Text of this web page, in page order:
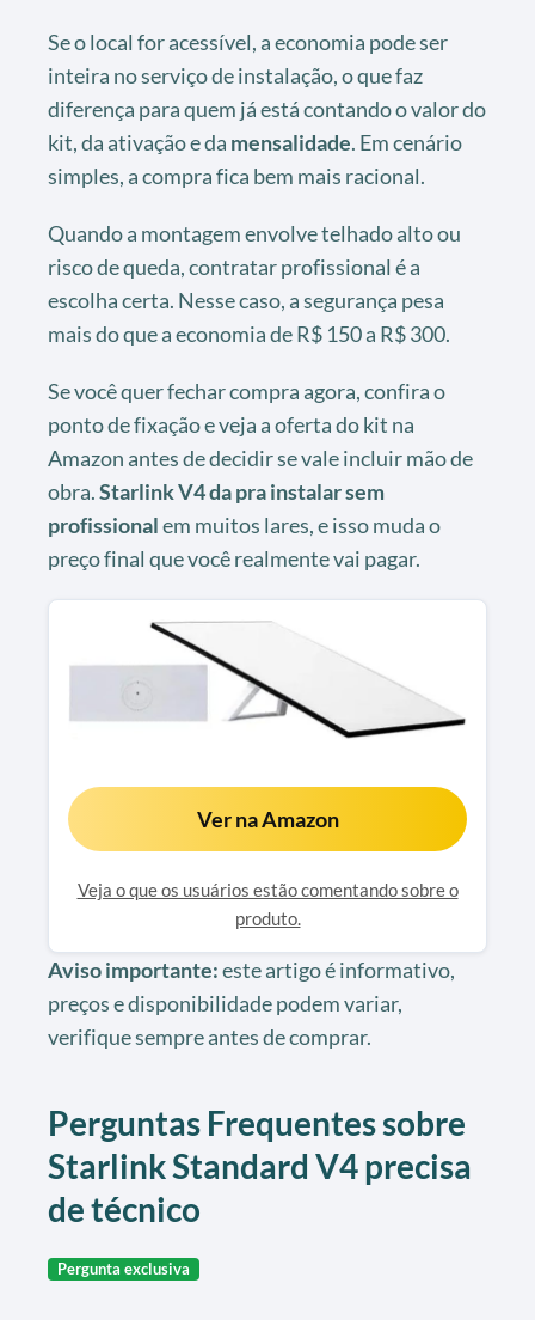
Se o local for acessível, a economia pode ser
inteira no serviço de instalação, o que faz
diferença para quem já está contando o valor do
kit, da ativação e da mensalidade. Em cenário
simples, a compra fica bem mais racional.
Quando a montagem envolve telhado alto ou
risco de queda, contratar profissional é a
escolha certa. Nesse caso, a segurança pesa
mais do que a economia de R$ 150 a R$ 300.
Se você quer fechar compra agora, confira o
ponto de fixação e veja a oferta do kit na
Amazon antes de decidir se vale incluir mão de
obra.Starlink V4 da pra instalar sem
profissionalem muitos lares, e isso muda o
preço final que você realmente vai pagar.
Ver na Amazon
Veja o que os usuários estão comentando sobre o
produto.
Aviso importante:este artigo é informativo,
preços e disponibilidade podem variar,
verifique sempre antes de comprar.
Perguntas Frequentes sobre
Starlink Standard V4 precisa
de técnico
Pergunta exclusiva